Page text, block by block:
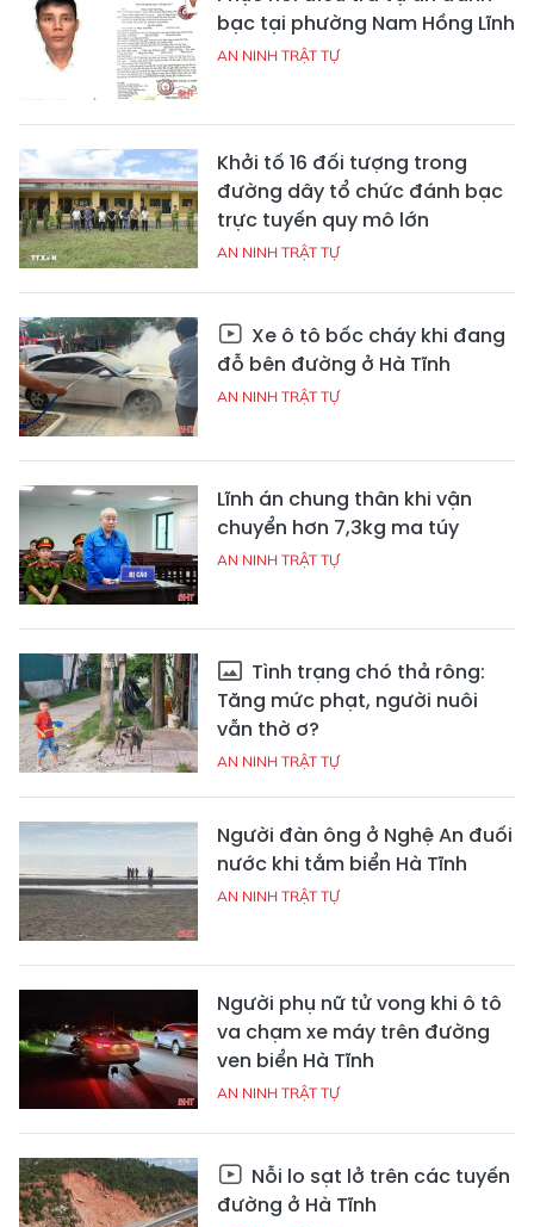
bạc tại phường Nam Hồng Lĩnh
AN NINH TRẬT TỰ
Khởi tố 16 đối tượng trong
đường dây tổ chức đánh bạc
trực tuyến quy mô lớn
AN NINH TRẬT TỰ
Xe ô tô bốc cháy khi đang
đỗ bên đường ở Hà Tĩnh
AN NINH TRẬT TỰ
Lĩnh án chung thân khi vận
chuyển hơn 7,3kg ma túy
AN NINH TRẬT TỰ
Tình trạng chó thả rông:
Tăng mức phạt, người nuôi
vẫn thờ ơ?
AN NINH TRẬT TỰ
Người đàn ông ở Nghệ An đuối
nước khi tắm biển Hà Tĩnh
AN NINH TRẬT TỰ
Người phụ nữ tử vong khi ô tô
va chạm xe máy trên đường
ven biển Hà Tĩnh
AN NINH TRẬT TỰ
Nỗi lo sạt lở trên các tuyến
đường ở Hà Tĩnh